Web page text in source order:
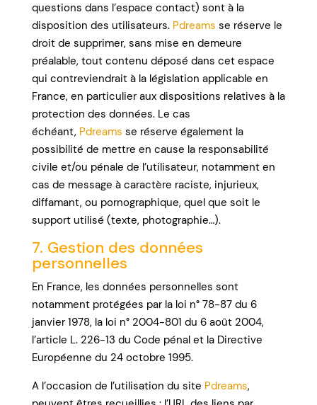
questions dans l’espace contact) sont à la
disposition des utilisateurs. Pdreams se réserve le
droit de supprimer, sans mise en demeure
préalable, tout contenu déposé dans cet espace
qui contreviendrait à la législation applicable en
France, en particulier aux dispositions relatives à la
protection des données. Le cas
échéant, Pdreams se réserve également la
possibilité de mettre en cause la responsabilité
civile et/ou pénale de l’utilisateur, notamment en
cas de message à caractère raciste, injurieux,
diffamant, ou pornographique, quel que soit le
support utilisé (texte, photographie…).
7. Gestion des données
personnelles
En France, les données personnelles sont
notamment protégées par la loi n° 78-87 du 6
janvier 1978, la loi n° 2004-801 du 6 août 2004,
l’article L. 226-13 du Code pénal et la Directive
Européenne du 24 octobre 1995.
A l’occasion de l’utilisation du site Pdreams,